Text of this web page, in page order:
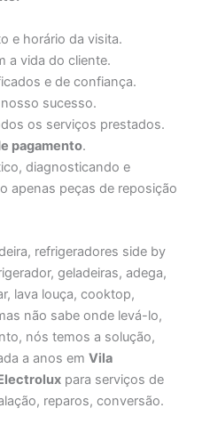
e horário da visita.
a vida do cliente.
e de confiança.
sucesso.
os serviços prestados.
pagamento.
diagnosticando e
apenas peças de reposição
refrigeradores side by
geladeiras, adega,
lava louça, cooktop,
não sabe onde levá-lo,
nós temos a solução,
a anos emVila
para serviços de
reparos, conversão.